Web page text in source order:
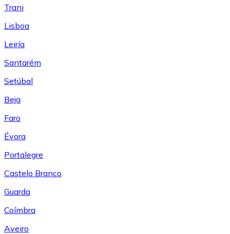
Trani
Lisboa
Leiría
Santarém
Setúbal
Beja
Faro
Évora
Portalegre
Castelo Branco
Guarda
Coímbra
Aveiro